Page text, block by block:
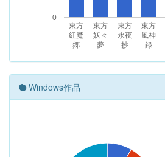
東方
紅魔
郷
東方
妖々
夢
東方
永夜
抄
東方
風神
録
0
Windows作品